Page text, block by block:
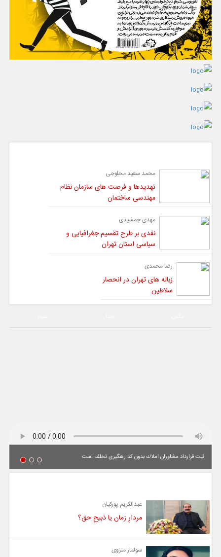
محمد سعید محلوجی
تهدیدها و فرصت های سازمان نظام
مهندسی ساختمان
مهدی جمشیدی
نقدی بر طرح تقسیم جغرافیایی و
سیاسی استان تهران
رضا محمدی
زباله های تهران در انحصار
سلاطین
ثبت قرارداد مشاوران املاك بدون كد رهگیری تخلف است
عبدالکریم پورکیان
مردارِ زمان یا ذبیحِ حق؟
سولماز منزوی